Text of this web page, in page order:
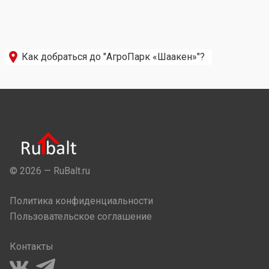
Как добраться до "АгроПарк «Шаакен»"?
© 2026 — RuBalt.ru
Политика конфиденциальности
Пользовательское соглашение
Контакты